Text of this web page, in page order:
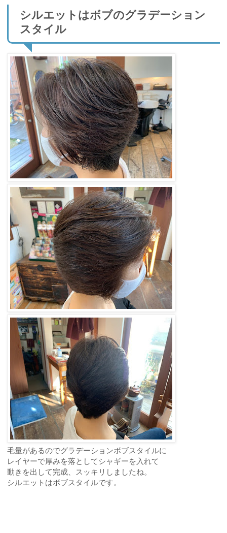
シルエットはボブのグラデーション
スタイル
毛量があるのでグラデーションボブスタイルに
レイヤーで厚みを落としてシャギーを入れて
動きを出して完成、スッキリしましたね。
シルエットはボブスタイルです。